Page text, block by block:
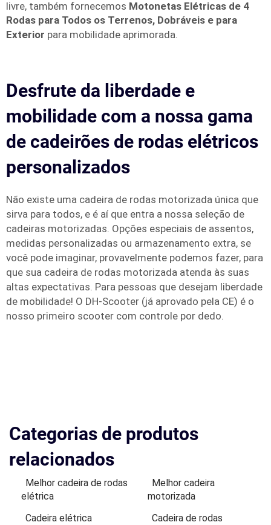
livre, também fornecemos Motonetas Elétricas de 4
Rodas para Todos os Terrenos, Dobráveis e para
Exterior para mobilidade aprimorada.
Desfrute da liberdade e
mobilidade com a nossa gama
de cadeirões de rodas elétricos
personalizados
Não existe uma cadeira de rodas motorizada única que
sirva para todos, e é aí que entra a nossa seleção de
cadeiras motorizadas. Opções especiais de assentos,
medidas personalizadas ou armazenamento extra, se
você pode imaginar, provavelmente podemos fazer, para
que sua cadeira de rodas motorizada atenda às suas
altas expectativas. Para pessoas que desejam liberdade
de mobilidade! O DH-Scooter (já aprovado pela CE) é o
nosso primeiro scooter com controle por dedo.
Categorias de produtos
relacionados
Melhor cadeira de rodas
elétrica
Melhor cadeira
motorizada
Cadeira elétrica
Cadeira de rodas